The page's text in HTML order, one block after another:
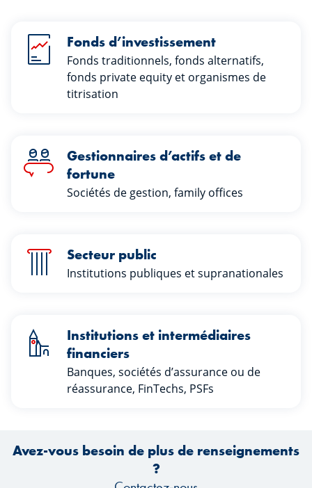
Fonds d’investissement
Fonds traditionnels, fonds alternatifs,
fonds private equity et organismes de
titrisation
Gestionnaires d’actifs et de
fortune
Sociétés de gestion, family offices
Secteur public
Institutions publiques et supranationales
Institutions et intermédiaires
financiers
Banques, sociétés d’assurance ou de
réassurance, FinTechs, PSFs
Avez-vous besoin de plus de renseignements
?